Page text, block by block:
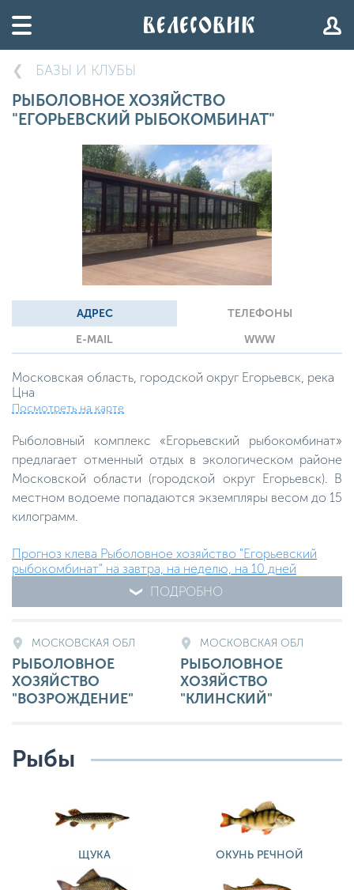
БАЗЫ И КЛУБЫ
РЫБОЛОВНОЕ ХОЗЯЙСТВО
"ЕГОРЬЕВСКИЙ РЫБОКОМБИНАТ"
АДРЕС
ТЕЛЕФОНЫ
E-MAIL
WWW
Московская область, городской округ Егорьевск, река
Цна
Посмотреть на карте
Рыболовный комплекс «Егорьевский рыбокомбинат»
предлагает отменный отдых в экологическом районе
Московской области (городской округ Егорьевск). В
местном водоеме попадаются экземпляры весом до 15
килограмм.
Прогноз клева Рыболовное хозяйство "Егорьевский
рыбокомбинат" на завтра, на неделю, на 10 дней
ПОДРОБНО
МОСКОВСКАЯ ОБЛ
РЫБОЛОВНОЕ
ХОЗЯЙСТВО
"ВОЗРОЖДЕНИЕ"
МОСКОВСКАЯ ОБЛ
РЫБОЛОВНОЕ
ХОЗЯЙСТВО
"КЛИНСКИЙ"
Рыбы
ЩУКА ОКУНЬ РЕЧНОЙ